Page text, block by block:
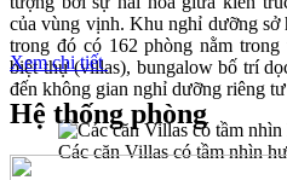
của vùng vịnh. Khu nghỉ dưỡng sở
trong đó có 162 phòng nằm
biệt thự (villas), bungalow bố trí
đến không gian nghỉ dưỡng riêng
Các căn Villas có tầm nhìn
Xem chi tiết
Hệ thống phòng